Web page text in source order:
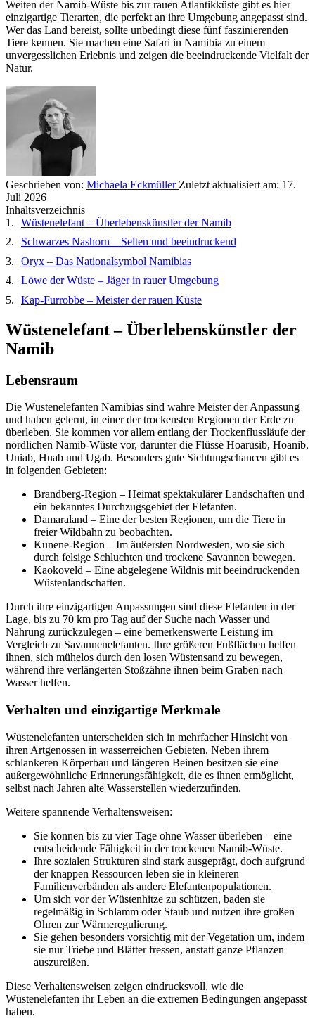
Weiten der Namib-Wüste bis zur rauen Atlantikküste gibt es hier
einzigartige Tierarten, die perfekt an ihre Umgebung angepasst sind.
Wer das Land bereist, sollte unbedingt diese fünf faszinierenden
Tiere kennen. Sie machen eine Safari in Namibia zu einem
unvergesslichen Erlebnis und zeigen die beeindruckende Vielfalt der
Natur.
Geschrieben von: Michaela Eckmüller Zuletzt aktualisiert am: 17.
Juli 2026
Inhaltsverzeichnis
Wüstenelefant – Überlebenskünstler der Namib
Schwarzes Nashorn – Selten und beeindruckend
Oryx – Das Nationalsymbol Namibias
Löwe der Wüste – Jäger in rauer Umgebung
Kap-Furrobbe – Meister der rauen Küste
Wüstenelefant – Überlebenskünstler der
Namib
Lebensraum
Die Wüstenelefanten Namibias sind wahre Meister der Anpassung
und haben gelernt, in einer der trockensten Regionen der Erde zu
überleben. Sie kommen vor allem entlang der Trockenflussläufe der
nördlichen Namib-Wüste vor, darunter die Flüsse Hoarusib, Hoanib,
Uniab, Huab und Ugab. Besonders gute Sichtungschancen gibt es
in folgenden Gebieten:
Brandberg-Region – Heimat spektakulärer Landschaften und
ein bekanntes Durchzugsgebiet der Elefanten.
Damaraland – Eine der besten Regionen, um die Tiere in
freier Wildbahn zu beobachten.
Kunene-Region – Im äußersten Nordwesten, wo sie sich
durch felsige Schluchten und trockene Savannen bewegen.
Kaokoveld – Eine abgelegene Wildnis mit beeindruckenden
Wüstenlandschaften.
Durch ihre einzigartigen Anpassungen sind diese Elefanten in der
Lage, bis zu 70 km pro Tag auf der Suche nach Wasser und
Nahrung zurückzulegen – eine bemerkenswerte Leistung im
Vergleich zu Savannenelefanten. Ihre größeren Fußflächen helfen
ihnen, sich mühelos durch den losen Wüstensand zu bewegen,
während ihre verlängerten Stoßzähne ihnen beim Graben nach
Wasser helfen.
Verhalten und einzigartige Merkmale
Wüstenelefanten unterscheiden sich in mehrfacher Hinsicht von
ihren Artgenossen in wasserreichen Gebieten. Neben ihrem
schlankeren Körperbau und längeren Beinen besitzen sie eine
außergewöhnliche Erinnerungsfähigkeit, die es ihnen ermöglicht,
selbst nach Jahren alte Wasserstellen wiederzufinden.
Weitere spannende Verhaltensweisen:
Sie können bis zu vier Tage ohne Wasser überleben – eine
entscheidende Fähigkeit in der trockenen Namib-Wüste.
Ihre sozialen Strukturen sind stark ausgeprägt, doch aufgrund
der knappen Ressourcen leben sie in kleineren
Familienverbänden als andere Elefantenpopulationen.
Um sich vor der Wüstenhitze zu schützen, baden sie
regelmäßig in Schlamm oder Staub und nutzen ihre großen
Ohren zur Wärmeregulierung.
Sie gehen besonders vorsichtig mit der Vegetation um, indem
sie nur Triebe und Blätter fressen, anstatt ganze Pflanzen
auszureißen.
Diese Verhaltensweisen zeigen eindrucksvoll, wie die
Wüstenelefanten ihr Leben an die extremen Bedingungen angepasst
haben.